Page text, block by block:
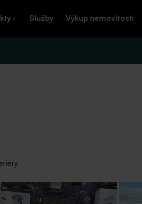
Služby Výkup nemovitostí